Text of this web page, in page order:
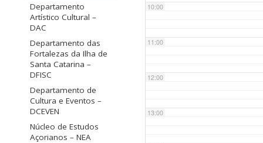
Departamento
Artístico Cultural –
DAC
Departamento das
Fortalezas da Ilha de
Santa Catarina –
DFISC
Departamento de
Cultura e Eventos –
DCEVEN
Núcleo de Estudos
Açorianos – NEA
10:00
11:00
12:00
13:00